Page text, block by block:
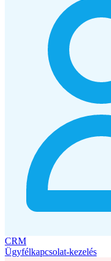
CRM
Ügyfélkapcsolat-kezelés